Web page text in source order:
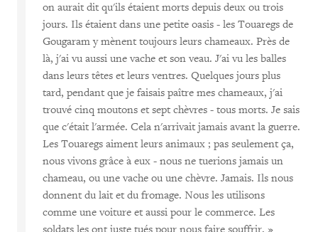
on aurait dit qu'ils étaient morts depuis deux ou trois
jours. Ils étaient dans une petite oasis - les Touaregs de
Gougaram y mènent toujours leurs chameaux. Près de
là, j'ai vu aussi une vache et son veau. J'ai vu les balles
dans leurs têtes et leurs ventres. Quelques jours plus
tard, pendant que je faisais paître mes chameaux, j'ai
trouvé cinq moutons et sept chèvres - tous morts. Je sais
que c'était l'armée. Cela n'arrivait jamais avant la guerre.
Les Touaregs aiment leurs animaux ; pas seulement ça,
nous vivons grâce à eux - nous ne tuerions jamais un
chameau, ou une vache ou une chèvre. Jamais. Ils nous
donnent du lait et du fromage. Nous les utilisons
comme une voiture et aussi pour le commerce. Les